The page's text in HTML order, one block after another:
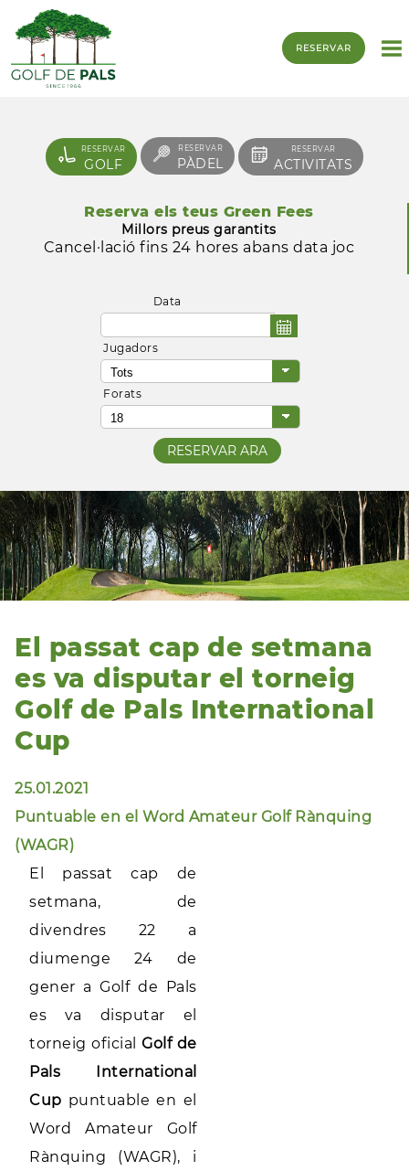
RESERVAR
RESERVAR
GOLF
RESERVAR
PÀDEL
RESERVAR
ACTIVITATS
Reserva els teus Green Fees
Millors preus garantits
Cancel·lació fins 24 hores abans data joc
Data
Jugadors
Forats
El passat cap de setmana
es va disputar el torneig
Golf de Pals International
Cup
25.01.2021
Puntuable en el Word Amateur Golf Rànquing
(WAGR)
El passat cap de
setmana, de
divendres 22 a
diumenge 24 de
gener a Golf de Pals
es va disputar el
torneig oficialGolf de
Pals International
Cup puntuable en el
Word Amateur Golf
Rànquing (WAGR), i